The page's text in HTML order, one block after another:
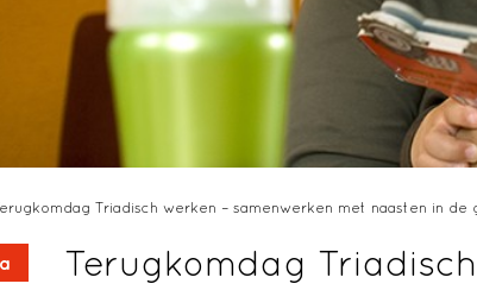
Triadisch werken – samenwerken met naasten in de
Terugkomdag